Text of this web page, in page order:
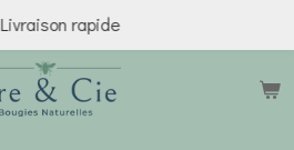
Livraison rapide